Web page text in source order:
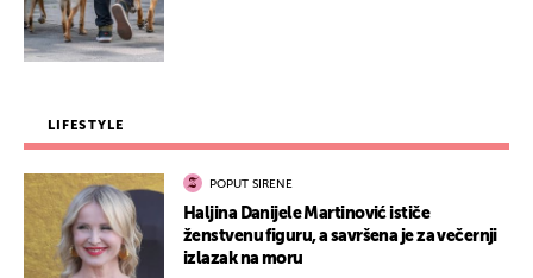
LIFESTYLE
POPUT SIRENE
Haljina Danijele Martinović ističe
ženstvenu figuru, a savršena je za večernji
izlazak na moru